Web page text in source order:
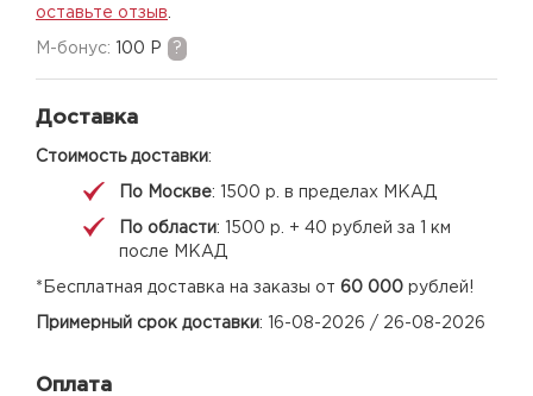
оставьте отзыв
M-бонус: 100 Р ?
Доставка
Стоимость доставки:
По Москве: 1500 р. в пределах МКАД
По области: 1500 р. + 40 рублей за 1 км
после МКАД
*Бесплатная доставка на заказы от 60 000 рублей!
Примерный срок доставки: 16-08-2026 / 26-08-2026
Оплата